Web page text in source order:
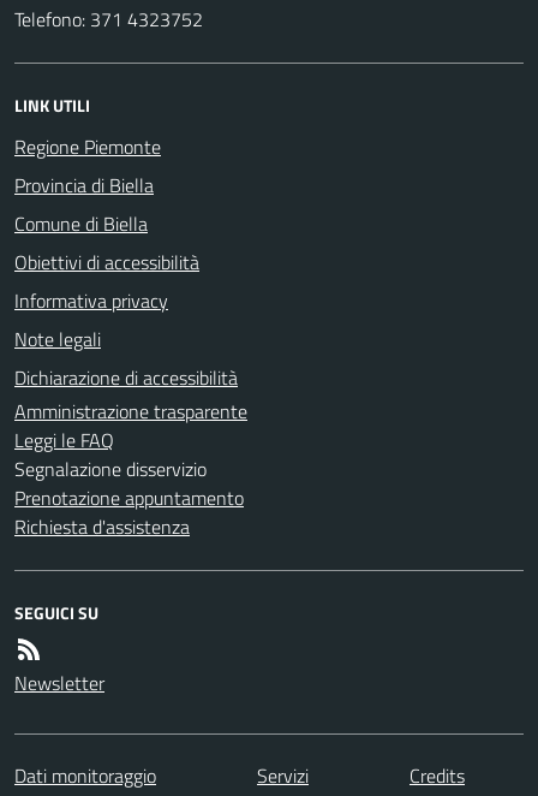
Telefono: 371 4323752
LINK UTILI
Regione Piemonte
Provincia di Biella
Comune di Biella
Obiettivi di accessibilità
Informativa privacy
Note legali
Dichiarazione di accessibilità
Amministrazione trasparente
Leggi le FAQ
Segnalazione disservizio
Prenotazione appuntamento
Richiesta d'assistenza
SEGUICI SU
Newsletter
Dati monitoraggio Servizi
Credits